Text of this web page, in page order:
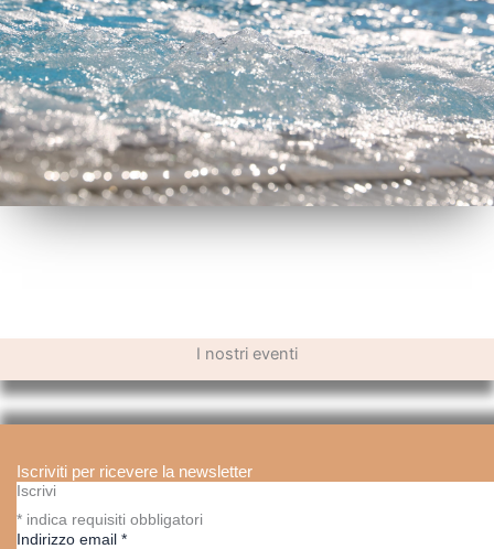
I nostri eventi
Iscriviti per ricevere la newsletter
Iscrivi
* indica requisiti obbligatori
Indirizzo email *